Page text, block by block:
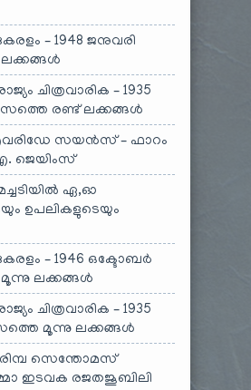
– 1948 ജനുവരി
ചിത്രവാരിക – 1935
രണ്ട് ലക്കങ്ങൾ
സയൻസ് – ഫാറം
ജെയിംസ്
ഏ,ഓ
ഉപലികളുടെയും
– 1946 ഒക്ടോബർ
ലക്കങ്ങൾ
ചിത്രവാരിക – 1935
മൂന്നു ലക്കങ്ങൾ
സെന്തോമസ്
ഇടവക രജതജൂബിലി